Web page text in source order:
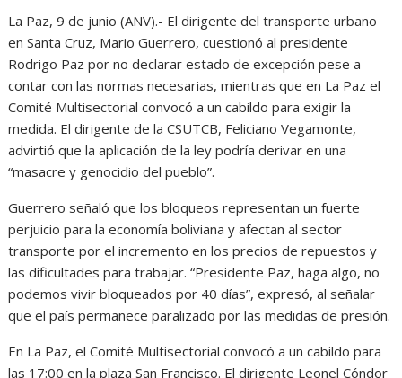
La Paz, 9 de junio (ANV).- El dirigente del transporte urbano
en Santa Cruz, Mario Guerrero, cuestionó al presidente
Rodrigo Paz por no declarar estado de excepción pese a
contar con las normas necesarias, mientras que en La Paz el
Comité Multisectorial convocó a un cabildo para exigir la
medida. El dirigente de la CSUTCB, Feliciano Vegamonte,
advirtió que la aplicación de la ley podría derivar en una
“masacre y genocidio del pueblo”.
Guerrero señaló que los bloqueos representan un fuerte
perjuicio para la economía boliviana y afectan al sector
transporte por el incremento en los precios de repuestos y
las dificultades para trabajar. “Presidente Paz, haga algo, no
podemos vivir bloqueados por 40 días”, expresó, al señalar
que el país permanece paralizado por las medidas de presión.
En La Paz, el Comité Multisectorial convocó a un cabildo para
las 17:00 en la plaza San Francisco. El dirigente Leonel Cóndor